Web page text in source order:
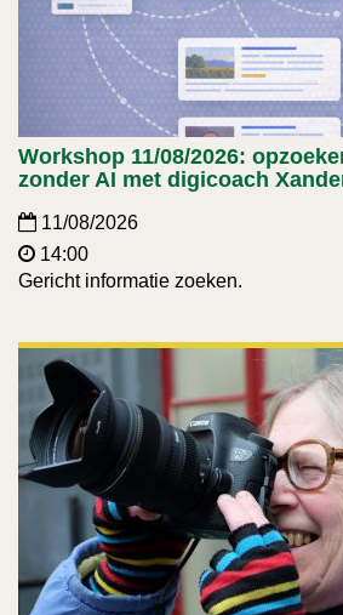
Workshop 11/08/2026:
zonder AI met digicoach
11/08/2026
14:00
Gericht informatie zoeken.